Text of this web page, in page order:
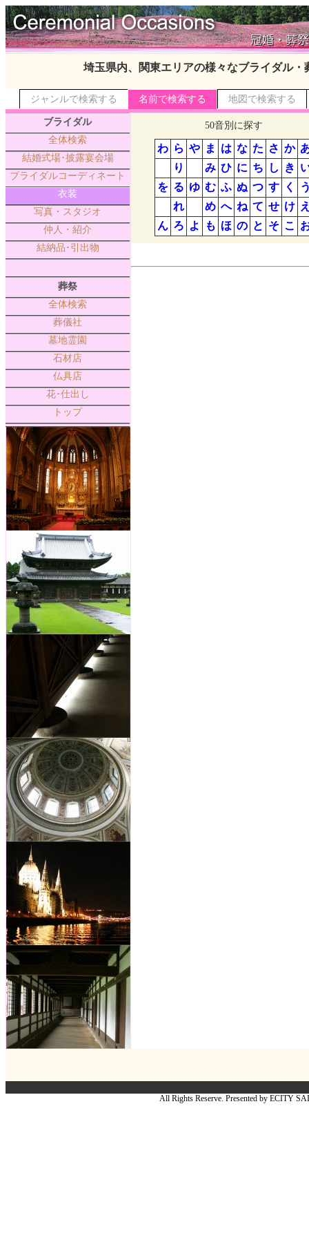
埼玉県内、関東エリアの様々なブライダル
ジャンルで検索する 名前で検索する 地図で検索する
ブライダル
全体検索
結婚式場･披露宴会場
ブライダルコーディネート
衣装
写真・スタジオ
仲人・紹介
結納品･引出物
葬祭
全体検索
葬儀社
墓地霊園
石材店
仏具店
花･仕出し
トップ
50音別に探す
わ ら や ま は な た さ か
り
み ひ に ち し き
を る ゆ む ふ ぬ つ す く
れ
め へ ね て せ け
ん ろ よ も ほ の と そ こ
All Rights Reserve. Presented by ECITY